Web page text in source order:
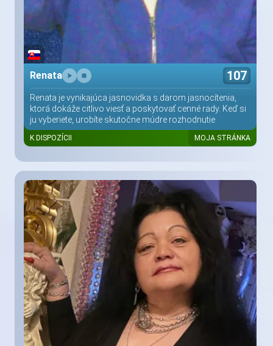
Renata 107
Renata je vynikajúca jasnovidka s darom jasnocítenia,
ktorá dokáže citlivo viesť a poskytovať cenné rady. Keď si
ju vyberiete, urobíte skutočne múdre rozhodnutie
K DISPOZÍCII MOJA STRÁNKA